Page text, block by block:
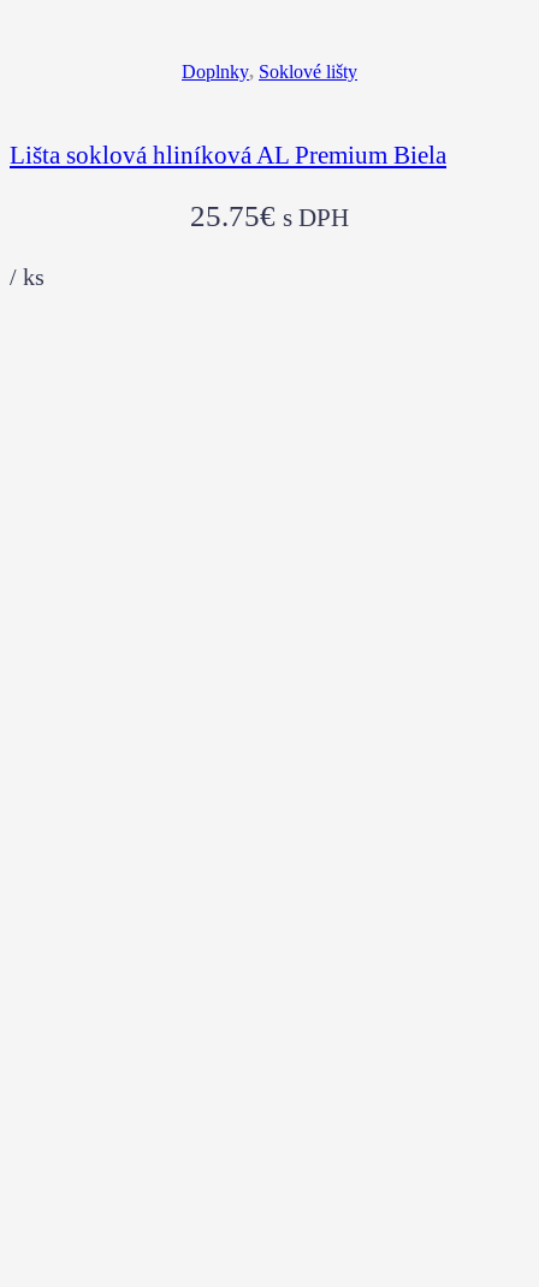
Doplnky, Soklové lišty
Lišta soklová hliníková AL Premium Biela
25.75€ s DPH
/ ks